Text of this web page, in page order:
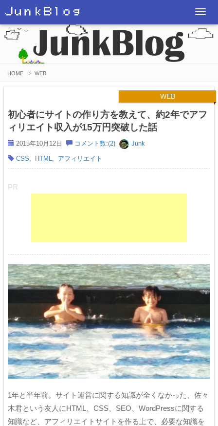
ＪｕｎｋＢｌｏｇ
T
o
g
v
HOME > WEB
WEB
初心者にサイトの作り方を教えて、約2年でアフ
ィリエイト収入が15万円突破した話
2015年10月12日 コメント数:(2) Junk
CSS, HTML, アフィリエイト
PR
1年と半年前。サイト運営に関する知識が全くなかった、佐々
木君という友人にHTML、CSS、SEO、WordPressに関する
知識など、アフィリエイトサイトを作る上で、必要な知識を